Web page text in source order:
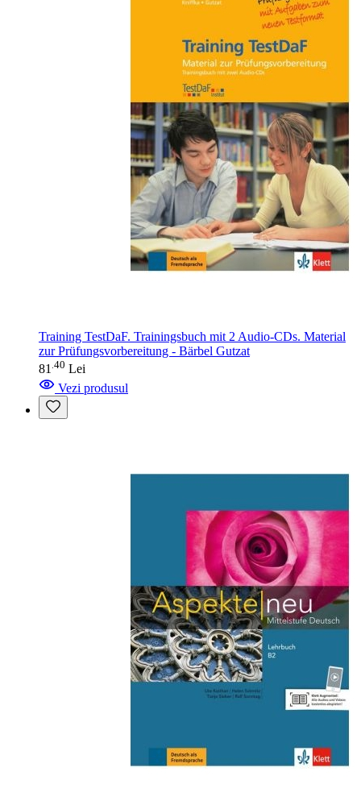
Training TestDaF. Trainingsbuch mit 2 Audio-CDs. Material
zur Prüfungsvorbereitung - Bärbel Gutzat
81 40 Lei
Vezi produsul